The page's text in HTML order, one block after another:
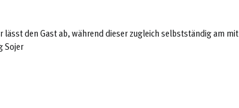
den Gast ab, während dieser zugleich selbstständig am mit
Sojer